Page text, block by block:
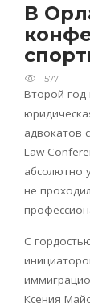
В
1577
Второй год
адвокатов
Law
абсолютно
не
С
Ксения